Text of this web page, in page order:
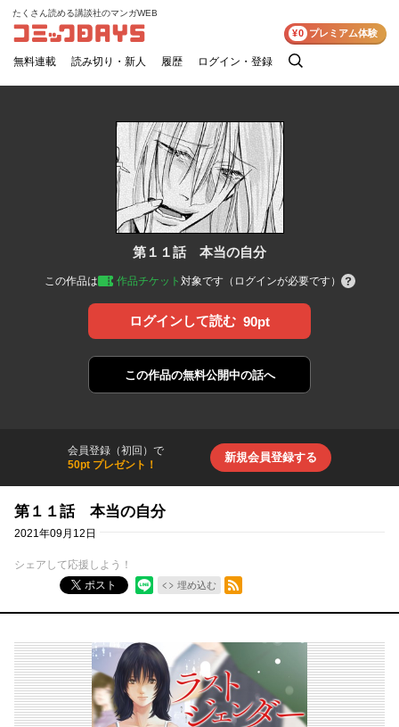
コミックDAYS
たくさん読める講談社のマンガWEB
無料連載 読み切り・新人 履歴 ログイン・登録
検
¥0 プレミアム体験
第１１話 本当の自分
この作品は 作品チケット 対象です（ログインが必要です）
ログインして読む 90pt
この作品の無料公開中の話へ
会員登録（初回）で
50pt プレゼント！
新規会員登録する
第１１話 本当の自分
2021年09月12日
シェアして応援しよう！
ポスト
埋め込む
RSSフィード